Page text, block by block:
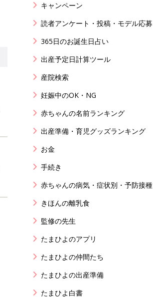
キャンペーン
読者アンケート・投稿・モデル応募
365日のお誕生日占い
出産予定日計算ツール
産院検索
妊娠中のOK・NG
赤ちゃんの名前ランキング
出産準備・育児グッズランキング
お金
手続き
赤ちゃんの病気・症状別・予防接種
きほんの離乳食
監修の先生
たまひよのアプリ
たまひよの仲間たち
たまひよの出産準備
たまひよ白書